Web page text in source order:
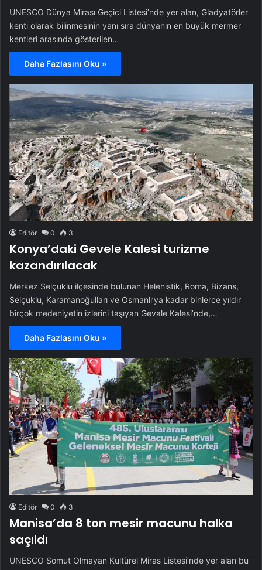
UNESCO Dünya Mirası Geçici Listesi’nde yer alan, Gladyatörler
kenti olarak bilinmesinin yanı sıra dünyanın en büyük mermer
kentleri arasında gösterilen…
Daha Fazlasını Oku »
Editör 0 3
Konya’daki Gevele Kalesi turizme
kazandırılacak
Merkez Selçuklu ilçesinde bulunan Helenistik, Roma, Bizans,
Selçuklu, Karamanoğulları ve Osmanlı’ya kadar binlerce yıldır
birçok medeniyetin izlerini taşıyan Gevale Kalesi’nde,…
Daha Fazlasını Oku »
Editör 0 3
Manisa’da 8 ton mesir macunu halka
saçıldı
UNESCO Somut Olmayan Kültürel Miras Listesi’nde yer alan bu